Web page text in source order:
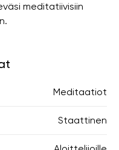
meditatiivisiin
Meditaatiot
Staattinen